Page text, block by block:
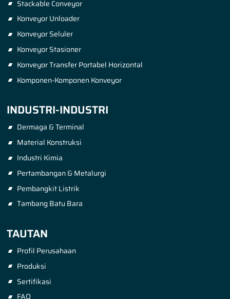
Stackable Conveyor
Konveyor Unloader
Konveyor Seluler
Konveyor Stasioner
Konveyor Transfer Portabel Horizontal
Komponen-Komponen Konveyor
INDUSTRI-INDUSTRI
Dermaga & Terminal
Material Konstruksi
Industri Kimia
Pertambangan & Metalurgi
Pembangkit Listrik
Tambang Batu Bara
TAUTAN
Profil Perusahaan
Produksi
Sertifikasi
FAQ